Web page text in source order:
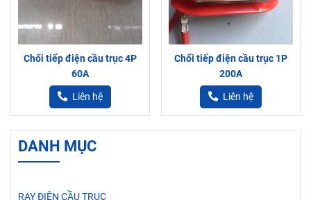
Chổi tiếp điện cầu trục 4P
60A
Liên hệ
Chổi tiếp điện cầu trục 1P
200A
Liên hệ
DANH MỤC
RAY ĐIỆN CẦU TRỤC